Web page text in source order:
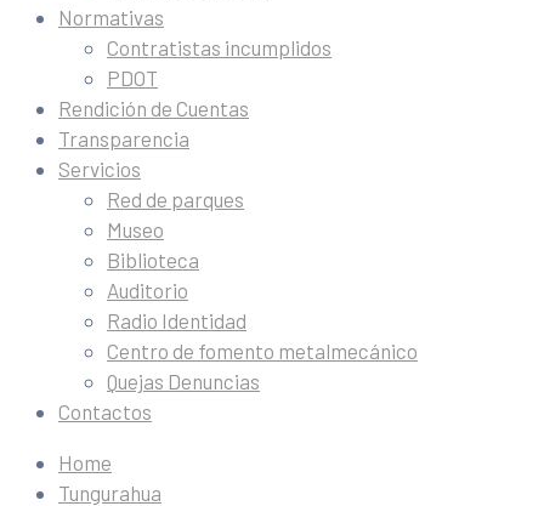
Normativas
Contratistas incumplidos
PDOT
Rendición de Cuentas
Transparencia
Servicios
Red de parques
Museo
Biblioteca
Auditorio
Radio Identidad
Centro de fomento metalmecánico
Quejas Denuncias
Contactos
Home
Tungurahua